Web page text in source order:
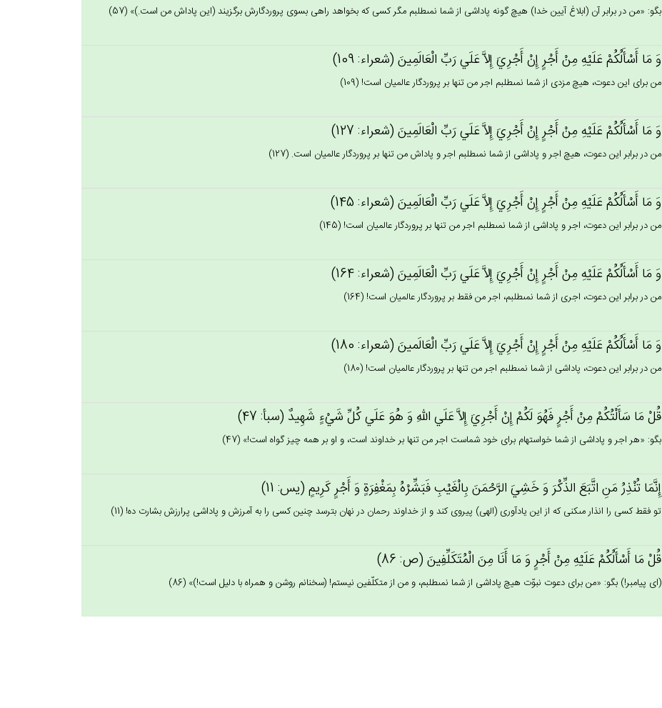
بگو: «من در برابر آن (ابلاغ آيين خدا) هيچ گونه پاداشى از شما نمى‏طلبم مگر كسى كه بخواهد راهى بسوى پروردگارش برگزيند (اين پاداش من است.)» (57)
وَ مَا أَسْأَلُكُم‌ْ عَلَيْه‌ِ مِن‌ْ أَجْرٍ إِن‌ْ أَجْرِي‌َ إِلاَّ عَلَي‌ رَب‌ِّ الْعَالَمِين‌َ (شعراء: 109)
من براى اين دعوت، هيچ مزدى از شما نمى‏طلبم اجر من تنها بر پروردگار عالميان است! (109)
وَ مَا أَسْأَلُكُم‌ْ عَلَيْه‌ِ مِن‌ْ أَجْرٍ إِن‌ْ أَجْرِي‌َ إِلاَّ عَلَي‌ رَب‌ِّ الْعَالَمِين‌َ (شعراء: 127)
من در برابر اين دعوت، هيچ اجر و پاداشى از شما نمى‏طلبم اجر و پاداش من تنها بر پروردگار عالميان است. (127)
وَ مَا أَسْأَلُكُم‌ْ عَلَيْه‌ِ مِن‌ْ أَجْرٍ إِن‌ْ أَجْرِي‌َ إِلاَّ عَلَي‌ رَب‌ِّ الْعَالَمِين‌َ (شعراء: 145)
من در برابر اين دعوت، اجر و پاداشى از شما نمى‏طلبم اجر من تنها بر پروردگار عالميان است! (145)
وَ مَا أَسْأَلُكُم‌ْ عَلَيْه‌ِ مِن‌ْ أَجْرٍ إِن‌ْ أَجْرِي‌َ إِلاَّ عَلَي‌ رَب‌ِّ الْعَالَمِين‌َ (شعراء: 164)
من در برابر اين دعوت، اجرى از شما نمى‏طلبم، اجر من فقط بر پروردگار عالميان است! (164)
وَ مَا أَسْأَلُكُم‌ْ عَلَيْه‌ِ مِن‌ْ أَجْرٍ إِن‌ْ أَجْرِي‌َ إِلاَّ عَلَي‌ رَب‌ِّ الْعَالَمين‌َ (شعراء: 180)
من در برابر اين دعوت، پاداشى از شما نمى‏طلبم اجر من تنها بر پروردگار عالميان است! (180)
قُل‌ْ مَا سَأَلْتُكُمْ‌ مِن‌ْ أَجْرٍ فَهُوَ لَكُم‌ْ إِن‌ْ أَجْرِي‌َ إِلاَّ عَلَي‌ الله‌ِ وَ هُوَ عَلَي‌ كُل‌ِّ شَي‌ْءٍ شَهِيدٌ (سبأ: 47)
بگو: «هر اجر و پاداشى از شما خواسته‏ام براى خود شماست اجر من تنها بر خداوند است، و او بر همه چيز گواه است!» (47)
إِنَّمَا تُنْذِرُ مَن‌ِ اتَّبَع‌َ الذِّكْرَ وَ خَشِي‌َ الرَّحْمَن‌َ بِالْغَيْب‌ِ فَبَشِّرْه‌ُ بِمَغْفِرَة‌ٍ وَ أَجْرٍ كَرِيم‌ٍ (يس: 11)
تو فقط كسى را انذار مى‏كنى كه از اين يادآورى (الهى) پيروى كند و از خداوند رحمان در نهان بترسد چنين كسى را به آمرزش و پاداشى پرارزش بشارت ده! (11)
قُل‌ْ مَا أَسْأَلُكُم‌ْ عَلَيْه‌ِ مِن‌ْ أَجْرٍ وَ مَا أَنَا مِن‌َ الْمُتَكَلِّفِين‌َ (ص: 86)
(اى پيامبر!) بگو: «من براى دعوت نبوّت هيچ پاداشى از شما نمى‏طلبم، و من از متكلّفين نيستم! (سخنانم روشن و همراه با دليل است!)» (86)